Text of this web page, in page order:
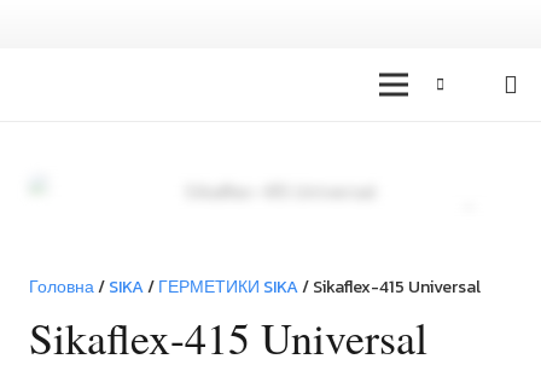
Головна/SIKA/ГЕРМЕТИКИ SIKA/ Sikaflex-415 Universal
Sikaflex-415 Universal